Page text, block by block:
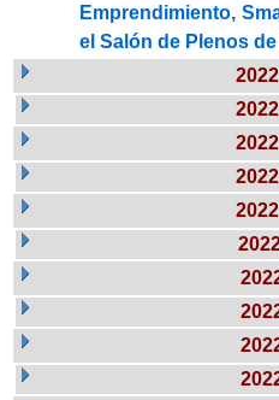
Emprendimiento,
el Salón de Plenos